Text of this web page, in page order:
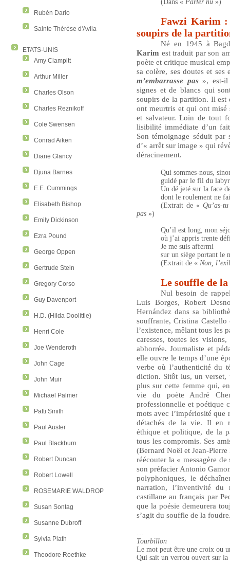
Rubén Dario
Sainte Thérèse d'Avila
ETATS-UNIS
Amy Clampitt
Arthur Miller
Charles Olson
Charles Reznikoff
Cole Swensen
Conrad Aiken
Diane Glancy
Djuna Barnes
E.E. Cummings
Elisabeth Bishop
Emily Dickinson
Ezra Pound
George Oppen
Gertrude Stein
Gregory Corso
Guy Davenport
H.D. (Hilda Doolittle)
Henri Cole
Joe Wenderoth
John Cage
John Muir
Michael Palmer
Patti Smith
Paul Auster
Paul Blackburn
Robert Duncan
Robert Lowell
ROSEMARIE WALDROP
Susan Sontag
Susanne Dubroff
Sylvia Plath
Theodore Roethke
(Dans « Parler nu»)
Fawzi Karim :
soupirs de la
Né en 1945 à
Karim est traduit par son
poète et critique musical
sa colère, ses doutes et
m’embarrasse pas », est-il
signes et de blancs qui
soupirs de la partition. Il est
ont meurtris et qui ont misé
et salvateur. Loin de tout
lisibilité immédiate d’un
Son témoignage séduit par
d’« arrêt sur image » qui
déracinement.
Qui sommes-nous,
guidé par le fil du
Un dé jeté sur la face
dont le roulement ne
(Extrait de « Qu’as-
pas »)
Qu’il est long, mon
où j’ai appris trente
Je me suis affermi
sur un siège portant le
(Extrait de « Non,
Le souffle de
Nul besoin de
Luis Borges, Robert
Hernández dans sa
souffrante, Cristina
l’existence, mêlant tous les
caresses, toutes les
abhorrée. Journaliste et
elle ouvre le temps d’une
verbe où l’authenticité du
diction. Sitôt lus, un verset,
plus sur cette femme qui,
vie du poète André
professionnelle et poétique
mots avec l’impériosité que
détachés de la vie. Il en
éthique et politique, de la
tous les compromis. Ses
(Bernard Noël et Jean-
réécouter la « messagère
son préfacier Antonio
polyphoniques, le
narration, l’inventivité
castillane au français par
que la poésie demeurera
s’agit du souffle de la
Tourbillon
Le mot peut être une croix ou
Qui sait un verrou ouvert sur la